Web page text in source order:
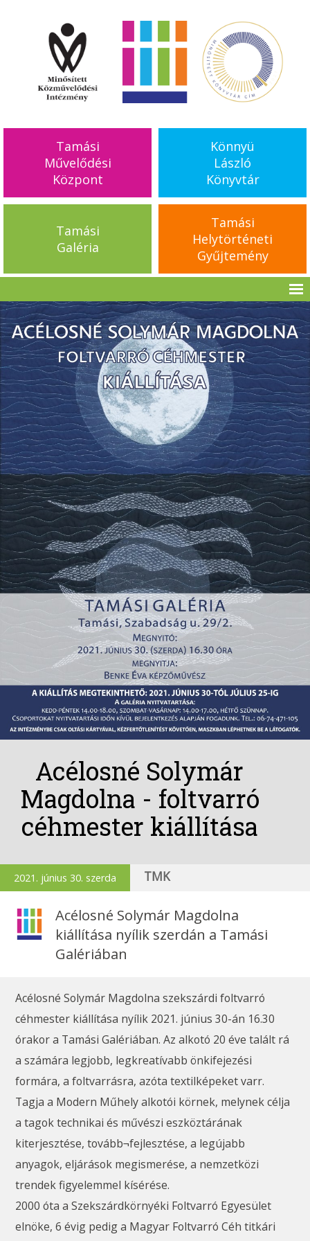
Tamási
Művelődési
Központ
Könnyü
László
Könyvtár
Tamási
Galéria
Tamási
Helytörténeti
Gyűjtemény
Acélosné Solymár
Magdolna - foltvarró
céhmester kiállítása
2021. június 30. szerda TMK
Acélosné Solymár Magdolna
kiállítása nyílik szerdán a Tamási
Galériában
Acélosné Solymár Magdolna szekszárdi foltvarró
céhmester kiállítása nyílik 2021. június 30-án 16.30
órakor a Tamási Galériában. Az alkotó 20 éve talált rá
a számára legjobb, legkreatívabb önkifejezési
formára, a foltvarrásra, azóta textilképeket varr.
Tagja a Modern Műhely alkotói körnek, melynek célja
a tagok technikai és művészi eszköztárának
kiterjesztése, tovább¬fejlesztése, a legújabb
anyagok, eljárások megismerése, a nemzetközi
trendek figyelemmel kísérése.
2000 óta a Szekszárdkörnyéki Foltvarró Egyesület
elnöke, 6 évig pedig a Magyar Foltvarró Céh titkári